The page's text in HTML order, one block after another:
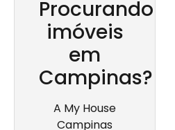
Procurando
imóveis
em
Campinas?
A My House
Campinas